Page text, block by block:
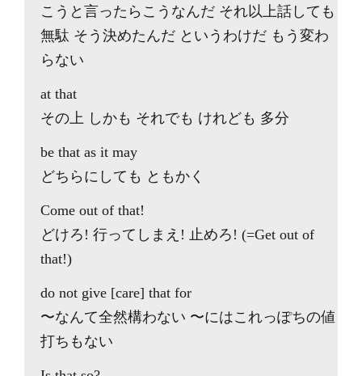
こうと言ったらこうなんだ それ以上話しても
無駄 そう決めたんだ というわけだ もう変わ
らない
at that
その上 しかも それでも けれども 多分
be that as it may
どちらにしても ともかく
Come out of that!
どけろ! 行ってしまえ! 止めろ! (=Get out of
that!)
do not give [care] that for
〜なんて全然構わない 〜にはこれっぽちの値
打ちもない